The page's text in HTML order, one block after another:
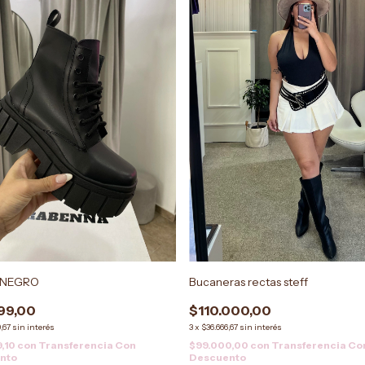
sin interés
con Transferencia Con
Bucaneras rectas steff
$110.000,00
3x $36.666,67 sin interés
$99.000,00 con Transferencia
Descuento